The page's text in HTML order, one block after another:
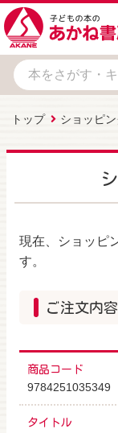
トップ ショッピ
現在、ショッピ
す。
ご注文内容
商品コード
9784251035349
タイトル